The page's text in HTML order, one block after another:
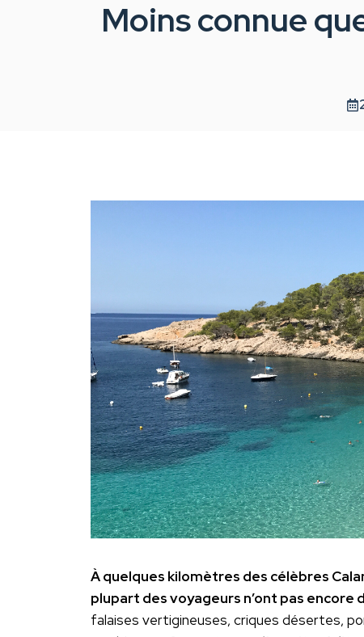
Moins connue
À quelques kilomètres des célèbres
plupart des voyageurs n’ont pas encore
falaises vertigineuses, criques désertes,